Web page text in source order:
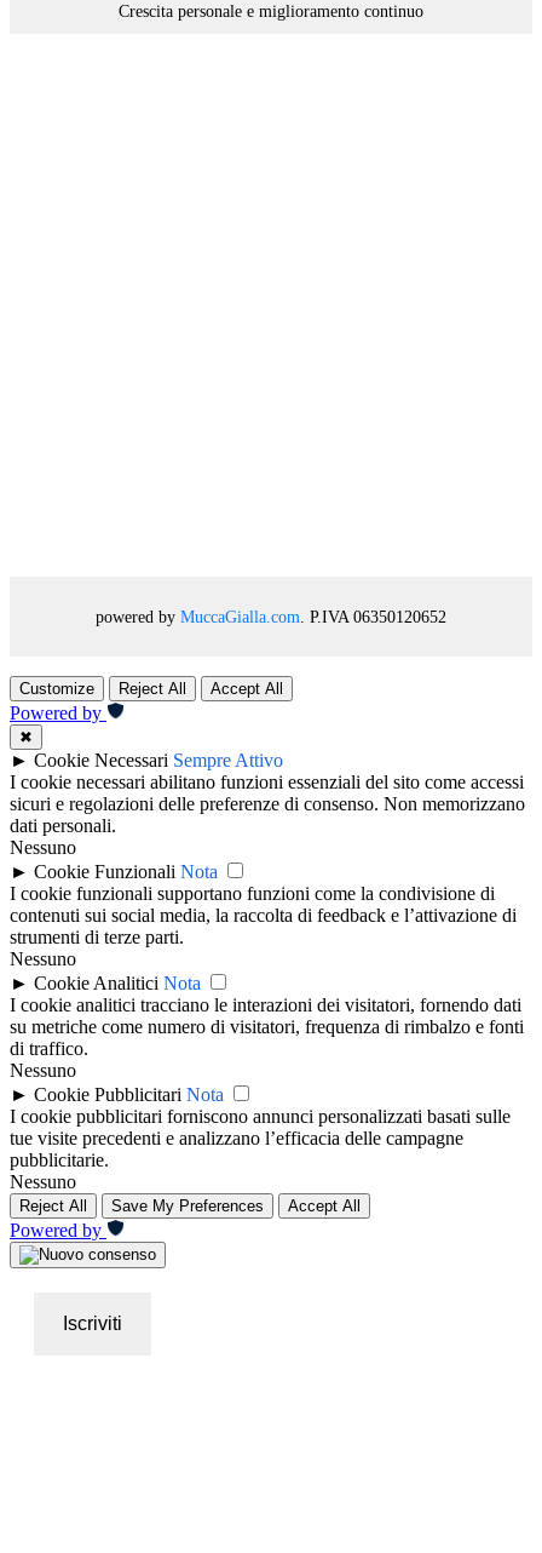
Crescita personale e miglioramento continuo
powered by MuccaGialla.com . P.IVA 06350120652
Customize Reject All Accept All
Powered by
✖
► Cookie Necessari Sempre Attivo
I cookie necessari abilitano funzioni essenziali del sito come accessi
sicuri e regolazioni delle preferenze di consenso. Non memorizzano
dati personali.
Nessuno
► Cookie Funzionali Nota
I cookie funzionali supportano funzioni come la condivisione di
contenuti sui social media, la raccolta di feedback e l’attivazione di
strumenti di terze parti.
Nessuno
► Cookie Analitici Nota
I cookie analitici tracciano le interazioni dei visitatori, fornendo dati
su metriche come numero di visitatori, frequenza di rimbalzo e fonti
di traffico.
Nessuno
► Cookie Pubblicitari Nota
I cookie pubblicitari forniscono annunci personalizzati basati sulle
tue visite precedenti e analizzano l’efficacia delle campagne
pubblicitarie.
Nessuno
Reject All Save My Preferences Accept All
Powered by
Iscriviti